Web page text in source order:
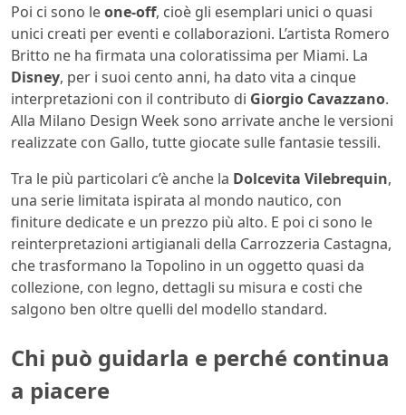
Poi ci sono leone-off, cioè gli esemplari unici o quasi
unici creati per eventi e collaborazioni. L’artista Romero
Britto ne ha firmata una coloratissima per Miami. La
Disney, per i suoi cento anni, ha dato vita a cinque
interpretazioni con il contributo di Giorgio Cavazzano.
Alla Milano Design Week sono arrivate anche le versioni
realizzate con Gallo, tutte giocate sulle fantasie tessili.
Tra le più particolari c’è anche la Dolcevita Vilebrequin,
una serie limitata ispirata al mondo nautico, con
finiture dedicate e un prezzo più alto. E poi ci sono le
reinterpretazioni artigianali della Carrozzeria Castagna,
che trasformano la Topolino in un oggetto quasi da
collezione, con legno, dettagli su misura e costi che
salgono ben oltre quelli del modello standard.
Chi può guidarla e perché continua
a piacere